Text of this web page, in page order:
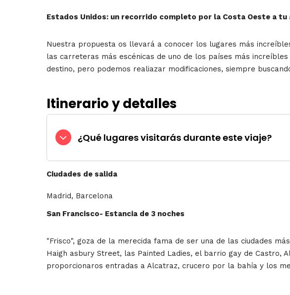
Estados Unidos: un recorrido completo por la Costa Oeste a tu
Nuestra propuesta os llevará a conocer los lugares más
las carreteras más escénicas de uno de los países más
destino, pero podemos realiazar modificaciones, siempre
Itinerario y detalles
¿Qué lugares visitarás durante este viaje?
Ciudades de salida
Madrid, Barcelona
San Francisco- Estancia de 3 noches
"Frisco", goza de la merecida fama de ser una de las ciudades
Haigh asbury Street, las Painted Ladies, el barrio gay de Castro,
proporcionaros entradas a Alcatraz, crucero por la bahía y los